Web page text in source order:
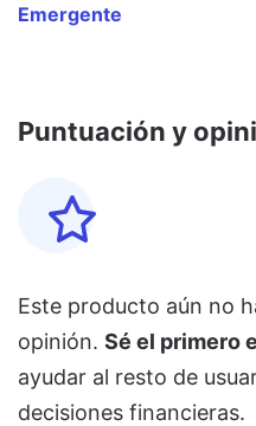
Emergente
Puntuación y
Este producto aún no
opinión. Sé el primero
ayudar al resto de
decisiones financieras.